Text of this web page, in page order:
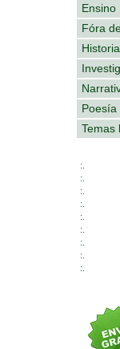
Ensino
Fóra
Historia
Poesía
Temas
:.
:.
:.
:.
:.
:.
:.
:.
:.